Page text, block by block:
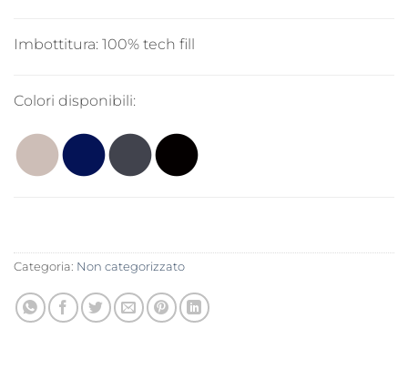
Imbottitura: 100% tech fill
Colori disponibili:
Categoria: Non categorizzato